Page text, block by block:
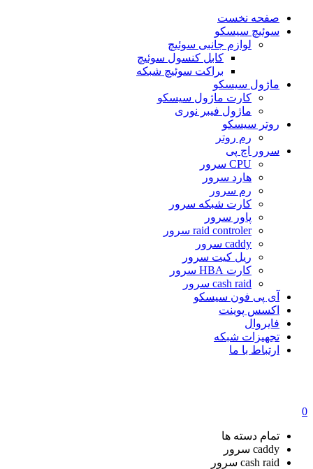
صفحه نخست
سوئیچ سیسکو
لوازم جانبی سوئیچ
کابل کنسول سوئیچ
براکت سوئیچ شبکه
ماژول سیسکو
کارت ماژول سیسکو
ماژول فیبر نوری
روتر سیسکو
رم روتر
سرور اچ پی
CPU سرور
هارد سرور
رم سرور
کارت شبکه سرور
پاور سرور
raid controler سرور
caddy سرور
ریل کیت سرور
کارت HBA سرور
cash raid سرور
آی پی فون سیسکو
اکسس پوینت
فایروال
تجهیزات شبکه
ارتباط با ما
0
تمام دسته ها
caddy سرور
cash raid سرور